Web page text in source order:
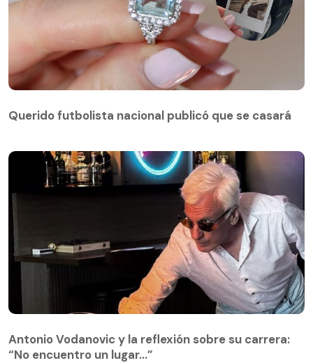
Querido futbolista nacional publicó que se casará
Antonio Vodanovic y la reflexión sobre su carrera:
“No encuentro un lugar…”